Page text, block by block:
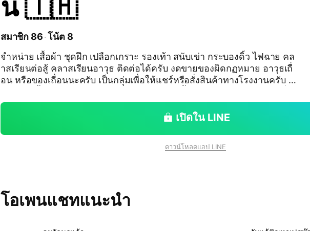
น 🇹🇭
สมาชิก 86 โน้ต 8
จำหน่าย เสื้อผ้า ชุดฝึก เปลือกเกราะ รองเท้า สนับเข่า กระบองดิ้ว ไฟฉาย คล
าสเรียนต่อสู้ คลาสเรียนอาวุธ ติดต่อได้ครับ งดขายของผิดกฏหมาย อาวุธเถื่
อน หรือของเถื่อนนะครับ เป็นกลุ่มเพื่อให้แชร์หรือสั่งสินค้าทางโรงงานครับ #
ปลือกเกราะ #เสื้อเกราะ #คลาสต่อสู้ #คลาสยิงปืน #กระบอง #ดิ้ว #ไฟฉาย #
เปิดใน LINE
ดาวน์โหลดแอป LINE
โอเพนแชทแนะนำ